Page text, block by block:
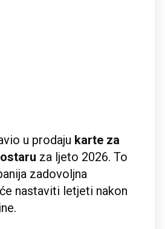
u prodaju karte za
za ljeto 2026. To
zadovoljna
nastaviti letjeti nakon